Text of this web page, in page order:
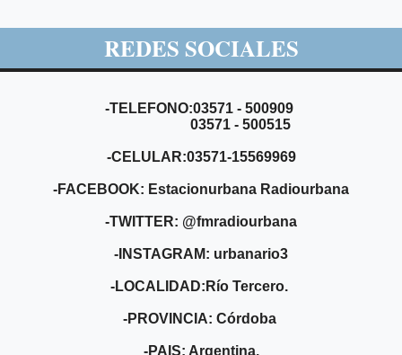
REDES SOCIALES
-TELEFONO:03571 - 500909
03571 - 500515
-CELULAR:03571-15569969
-FACEBOOK: Estacionurbana Radiourbana
-TWITTER: @fmradiourbana
-INSTAGRAM: urbanario3
-LOCALIDAD:Río Tercero.
-PROVINCIA: Córdoba
-PAIS: Argentina.